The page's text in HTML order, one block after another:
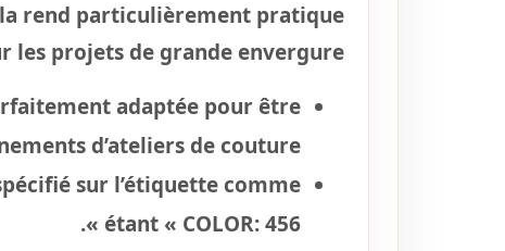
rend particulièrement pratique
les projets de grande envergure.
adaptée pour être
d’ateliers de couture.
sur l’étiquette comme
étant « COLOR: 456 ».